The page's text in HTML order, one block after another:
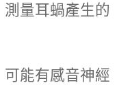
量耳蝸產生的
能有感音神經